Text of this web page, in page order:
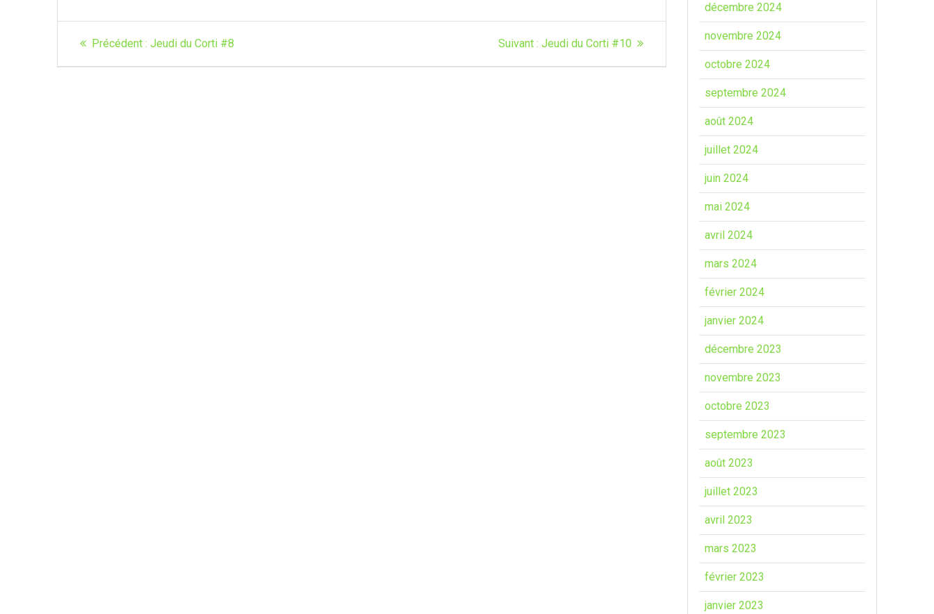
Navigation
de
Précédent : Article
Jeudi du Corti #8 Suivant : Article
Jeudi du Corti #10
décembre 2024
novembre 2024
octobre 2024
septembre 2024
août 2024
juillet 2024
juin 2024
mai 2024
avril 2024
mars 2024
février 2024
janvier 2024
décembre 2023
novembre 2023
octobre 2023
septembre 2023
août 2023
juillet 2023
avril 2023
mars 2023
février 2023
janvier 2023